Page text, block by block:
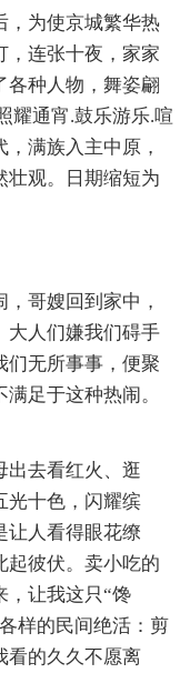
，为使京城繁华热
，连张十夜，家家
各种人物，舞姿翩
耀通宵.鼓乐游乐.喧
满族入主中原，
壮观。日期缩短为
哥嫂回到家中，
大人们嫌我们碍手
们无所事事，便聚
足于这种热闹。
出去看红火、逛
光十色，闪耀缤
让人看得眼花缭
起彼伏。卖小吃的
，让我这只“馋
样的民间绝活：剪
看的久久不愿离